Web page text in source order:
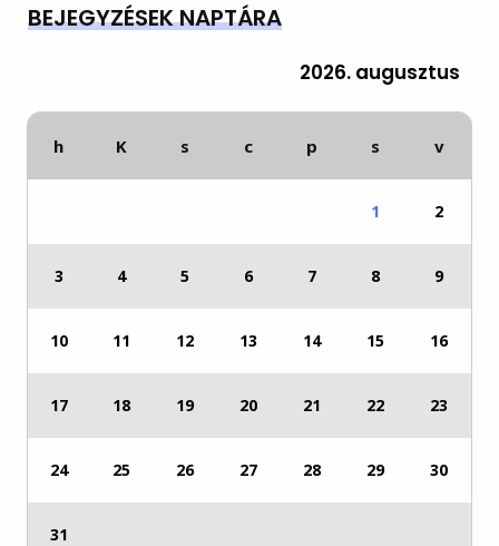
BEJEGYZÉSEK NAPTÁRA
2026. augusztus
h K s c p s v
1 2
3 4 5 6 7 8 9
10 11 12 13 14 15 16
17 18 19 20 21 22 23
24 25 26 27 28 29 30
31